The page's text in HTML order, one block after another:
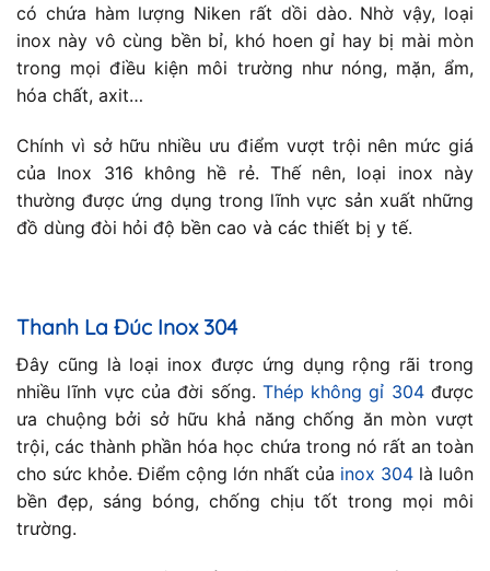
có chứa hàm lượng Niken rất dồi dào. Nhờ vậy, loại
inox này vô cùng bền bỉ, khó hoen gỉ hay bị mài mòn
trong mọi điều kiện môi trường như nóng, mặn, ẩm,
hóa chất, axit…
Chính vì sở hữu nhiều ưu điểm vượt trội nên mức giá
của Inox 316 không hề rẻ. Thế nên, loại inox này
thường được ứng dụng trong lĩnh vực sản xuất những
đồ dùng đòi hỏi độ bền cao và các thiết bị y tế.
Thanh La Đúc Inox 304
Đây cũng là loại inox được ứng dụng rộng rãi trong
nhiều lĩnh vực của đời sống. Thép không gỉ 304được
ưa chuộng bởi sở hữu khả năng chống ăn mòn vượt
trội, các thành phần hóa học chứa trong nó rất an toàn
cho sức khỏe. Điểm cộng lớn nhất của inox 304 là luôn
bền đẹp, sáng bóng, chống chịu tốt trong mọi môi
trường.